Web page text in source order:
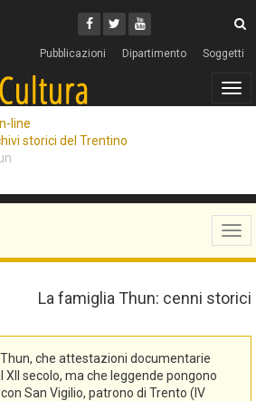
Facebook
Twitter
Youtube
Pubblicazioni Dipartimento Soggetti
line
storici del Trentino
La famiglia Thun: cenni storici
che attestazioni documentarie
secolo, ma che leggende pongono
San Vigilio, patrono di Trento (IV